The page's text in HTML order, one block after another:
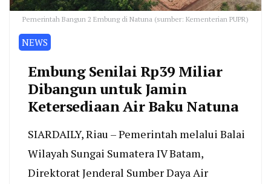
Pemerintah Bangun 2 Embung di Natuna (sumber: Kementerian PUPR)
NEWS
Embung Senilai Rp39 Miliar
Dibangun untuk Jamin
Ketersediaan Air Baku Natuna
SIARDAILY, Riau – Pemerintah melalui Balai
Wilayah Sungai Sumatera IV Batam,
Direktorat Jenderal Sumber Daya Air